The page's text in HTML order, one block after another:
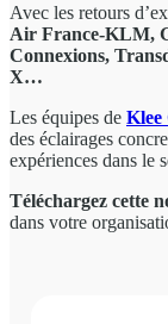
Avec les retours
Air France-KLM,
Connexions,
X…
Les équipes de Klee
des éclairages
expériences dans le
Téléchargez cette
dans votre